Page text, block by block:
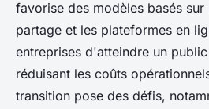
favorise des modèles basés
partage et les plateformes en
entreprises d'atteindre un
réduisant les coûts
transition pose des défis,